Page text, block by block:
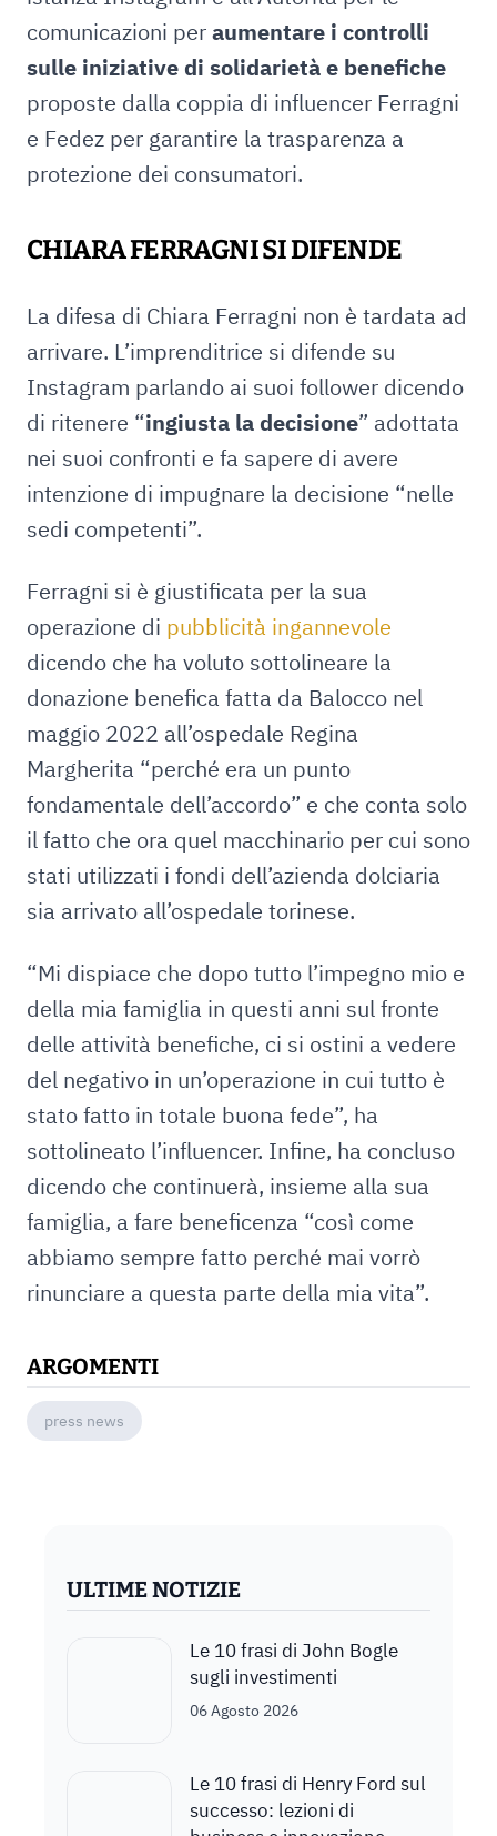
comunicazioni peraumentare i controlli
sulle iniziative di solidarietà e benefiche
proposte dalla coppia di influencer Ferragni
e Fedez per garantire la trasparenza a
protezione dei consumatori.
CHIARA FERRAGNI SI DIFENDE
La difesa di Chiara Ferragni non è tardata ad
arrivare. L’imprenditrice si difende su
Instagram parlando ai suoi follower dicendo
di ritenere “ingiusta la decisione” adottata
nei suoi confronti e fa sapere di avere
intenzione di impugnare la decisione “nelle
sedi competenti”.
Ferragni si è giustificata per la sua
operazione di pubblicità ingannevole
dicendo che ha voluto sottolineare la
donazione benefica fatta da Balocco nel
maggio 2022 all’ospedale Regina
Margherita “perché era un punto
fondamentale dell’accordo” e che conta solo
il fatto che ora quel macchinario per cui sono
stati utilizzati i fondi dell’azienda dolciaria
sia arrivato all’ospedale torinese.
“Mi dispiace che dopo tutto l’impegno mio e
della mia famiglia in questi anni sul fronte
delle attività benefiche, ci si ostini a vedere
del negativo in un’operazione in cui tutto è
stato fatto in totale buona fede”, ha
sottolineato l’influencer. Infine, ha concluso
dicendo che continuerà, insieme alla sua
famiglia, a fare beneficenza “così come
abbiamo sempre fatto perché mai vorrò
rinunciare a questa parte della mia vita”.
ARGOMENTI
press news
ULTIME NOTIZIE
Le 10 frasi di John Bogle
sugli investimenti
06 Agosto 2026
Le 10 frasi di Henry Ford sul
successo: lezioni di